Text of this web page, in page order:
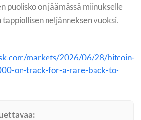
puolisko on jäämässä miinukselle
neljänneksen vuoksi.
markets/2026/06/28/bitcoin-
on-track-for-a-rare-back-to-